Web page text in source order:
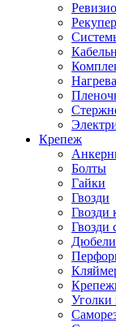
Крепеж
Болты
Гайки
Гвозди
Гвозди
Гвозди
Дюбели
Уголки